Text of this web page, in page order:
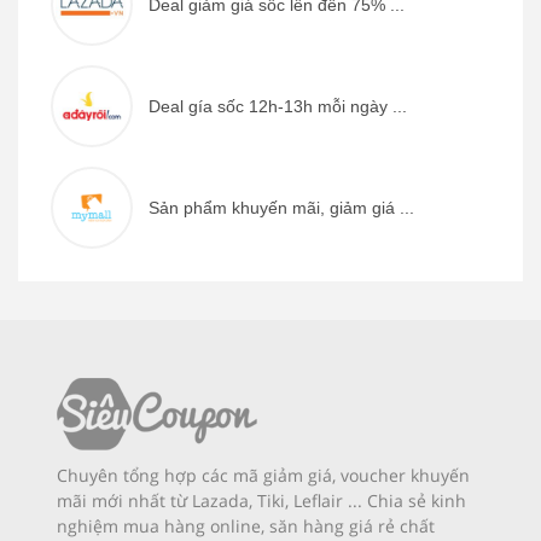
Deal giảm giá sốc lên đến 75% ...
Deal gía sốc 12h-13h mỗi ngày ...
Sản phẩm khuyến mãi, giảm giá ...
Chuyên tổng hợp các mã giảm giá, voucher khuyến
mãi mới nhất từ Lazada, Tiki, Leflair ... Chia sẻ kinh
nghiệm mua hàng online, săn hàng giá rẻ chất